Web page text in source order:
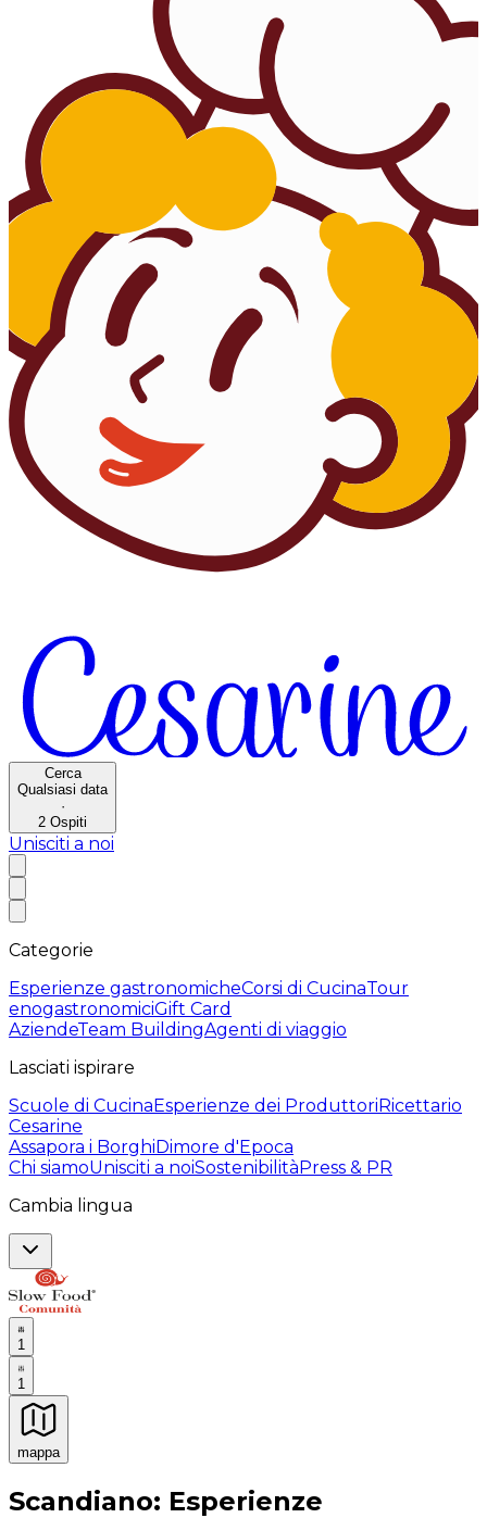
Cerca
Qualsiasi data
·
2 Ospiti
Unisciti a noi
Categorie
Esperienze gastronomicheCorsi di CucinaTour
enogastronomiciGift Card
AziendeTeam BuildingAgenti di viaggio
Lasciati ispirare
Scuole di CucinaEsperienze dei ProduttoriRicettario
Cesarine
Assapora i BorghiDimore d'Epoca
Chi siamoUnisciti a noiSostenibilitàPress & PR
Cambia lingua
1
1
mappa
Esperienze culinarie indimenticabili: Esperienze
Scandiano: Esperienze